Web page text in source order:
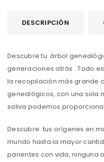
DESCRIPCIÓN
Descubre tu árbol
generaciones atrás . Todo
la recopilación más grande
genealógicos, con una sola
saliva podemos
Descubre tus orígenes en
mundo hasta la mayor
parientes con vida, ninguna